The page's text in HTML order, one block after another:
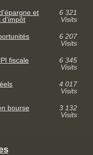
et
d'impôt
6 321
Visits
6 207
Visits
fiscale
6 345
Visits
4 017
Visits
bourse
3 132
Visits